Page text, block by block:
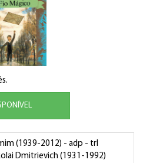
(1939-2012) - adp - trl
Dmitrievich (1931-1992)